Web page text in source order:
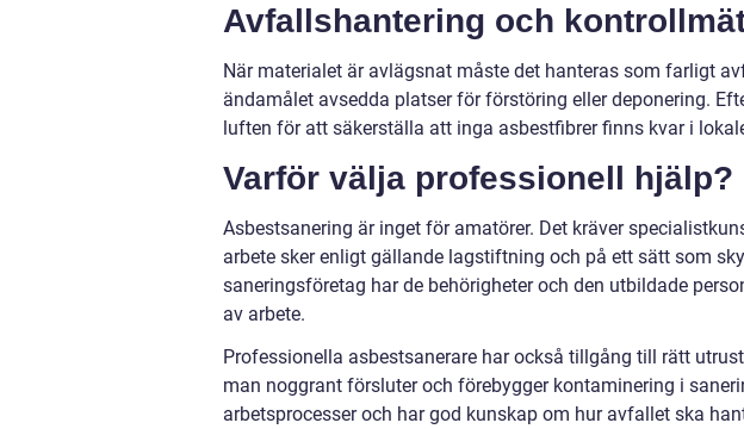
Avfallshantering och
När materialet är avlägsnat måste det hanteras som farligt
ändamålet avsedda platser för förstöring eller deponering.
luften för att säkerställa att inga asbestfibrer finns kvar i
Varför välja professionell hjälp?
Asbestsanering är inget för amatörer. Det kräver
arbete sker enligt gällande lagstiftning och på ett sätt som
saneringsföretag har de behörigheter och den utbildade
av arbete.
Professionella asbestsanerare har också tillgång till rätt
man noggrant försluter och förebygger kontaminering i
arbetsprocesser och har god kunskap om hur avfallet ska